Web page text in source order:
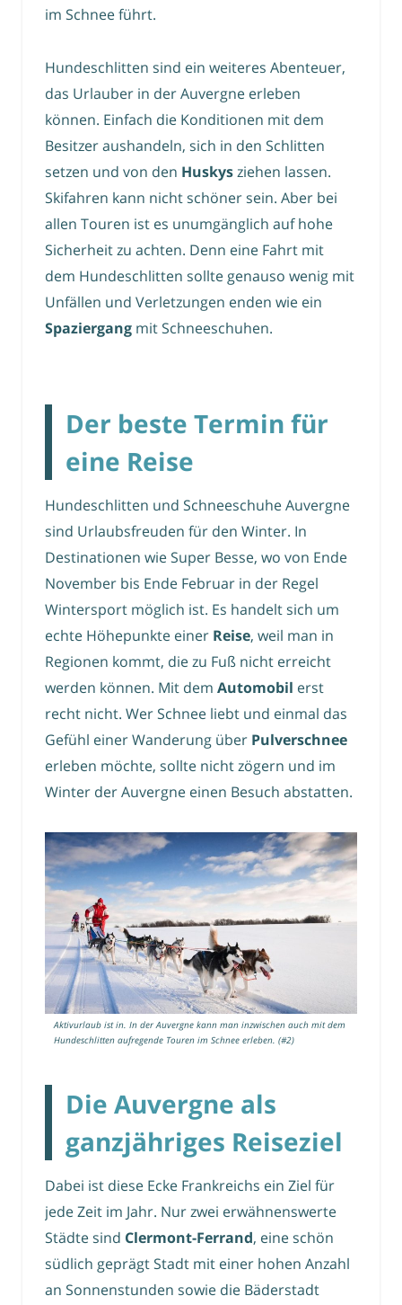
im Schnee führt.
Hundeschlitten sind ein weiteres Abenteuer,
das Urlauber in der Auvergne erleben
können. Einfach die Konditionen mit dem
Besitzer aushandeln, sich in den Schlitten
setzen und von den Huskysziehen lassen.
Skifahren kann nicht schöner sein. Aber bei
allen Touren ist es unumgänglich auf hohe
Sicherheit zu achten. Denn eine Fahrt mit
dem Hundeschlitten sollte genauso wenig mit
Unfällen und Verletzungen enden wie ein
Spaziergang mit Schneeschuhen.
Der beste Termin für
eine Reise
Hundeschlitten und Schneeschuhe Auvergne
sind Urlaubsfreuden für den Winter. In
Destinationen wie Super Besse, wo von Ende
November bis Ende Februar in der Regel
Wintersport möglich ist. Es handelt sich um
echte Höhepunkte einer Reise, weil man in
Regionen kommt, die zu Fuß nicht erreicht
werden können. Mit dem Automobil erst
recht nicht. Wer Schnee liebt und einmal das
Gefühl einer Wanderung über Pulverschnee
erleben möchte, sollte nicht zögern und im
Winter der Auvergne einen Besuch abstatten.
Aktivurlaub ist in. In der Auvergne kann man inzwischen auch mit dem
Hundeschlitten aufregende Touren im Schnee erleben. (#2)
Die Auvergne als
ganzjähriges Reiseziel
Dabei ist diese Ecke Frankreichs ein Ziel für
jede Zeit im Jahr. Nur zwei erwähnenswerte
Städte sind Clermont-Ferrand, eine schön
südlich geprägt Stadt mit einer hohen Anzahl
an Sonnenstunden sowie die Bäderstadt